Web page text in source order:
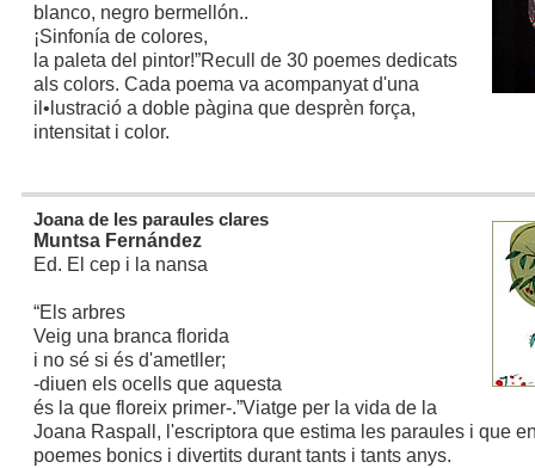
blanco, negro bermellón..
¡Sinfonía de colores,
la paleta del pintor!”Recull de 30 poemes dedicats
als colors. Cada poema va acompanyat d'una
il•lustració a doble pàgina que desprèn força,
intensitat i color.
Joana de les paraules clares
Muntsa Fernández
Ed. El cep i la nansa
“Els arbres
Veig una branca florida
i no sé si és d'ametller;
-diuen els ocells que aquesta
és la que floreix primer-.”Viatge per la vida de la
Joana Raspall, l'escriptora que estima les paraules i que
poemes bonics i divertits durant tants i tants anys.